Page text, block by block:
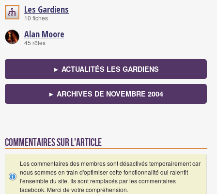
Les Gardiens
10 fiches
Alan Moore
45 rôles
► ACTUALITÉS LES GARDIENS
► ARCHIVES DE NOVEMBRE 2004
Commentaires sur l'article
Les commentaires des membres sont désactivés temporairement car
nous sommes en train d'optimiser cette fonctionnalité qui ralentit
l'ensemble du site. Ils sont remplacés par les commentaires
facebook. Merci de votre compréhension.